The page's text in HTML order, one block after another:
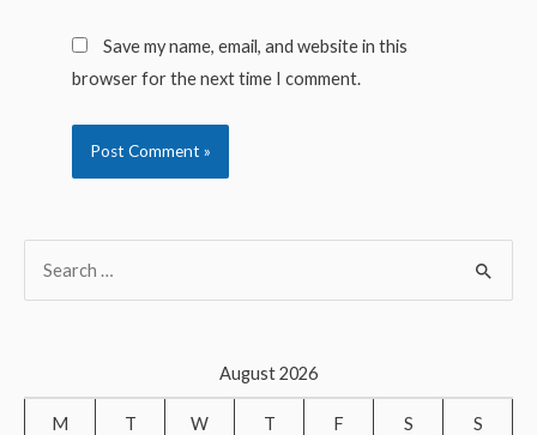
Save my name, email, and website in this
browser for the next time I comment.
c
August 2026
M T W T F S S